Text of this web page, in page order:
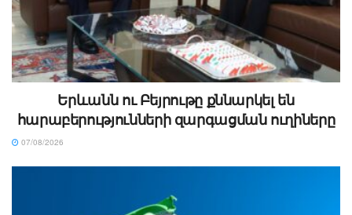
Երևանն ու Բեյրութը քննարկել են
հարաբերությունների զարգացման ուղիները
07/08/2026